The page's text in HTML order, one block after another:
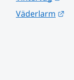
Väderlarm